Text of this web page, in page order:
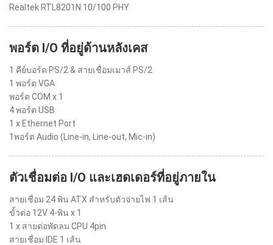
Realtek RTL8201N 10/100 PHY
พอร์ต I/O ที่อยู่ด้านหลังเคส
1 คีย์บอร์ด PS/2 & สายเชื่อมเมาส์ PS/2
1 พอร์ต VGA
พอร์ต COM x 1
4 พอร์ต USB
1 x Ethernet Port
1พอร์ต Audio (Line-in, Line-out, Mic-in)
ตัวเชื่อมต่อ I/O และเฮดเดอร์ที่อยู่ภายใน
สายเชื่อม 24 พิน ATX สำหรับตัวจ่ายไฟ 1 เส้น
ขั้วต่อ 12V 4-พิน x 1
1 x สายต่อพัดลม CPU 4pin
สายเชื่อม IDE 1 เส้น